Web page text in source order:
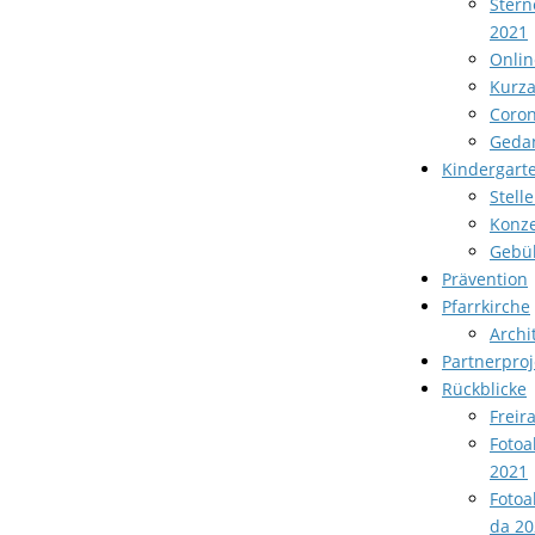
2021
Prävention
Pfarrkirche
Rückblicke
2021
da